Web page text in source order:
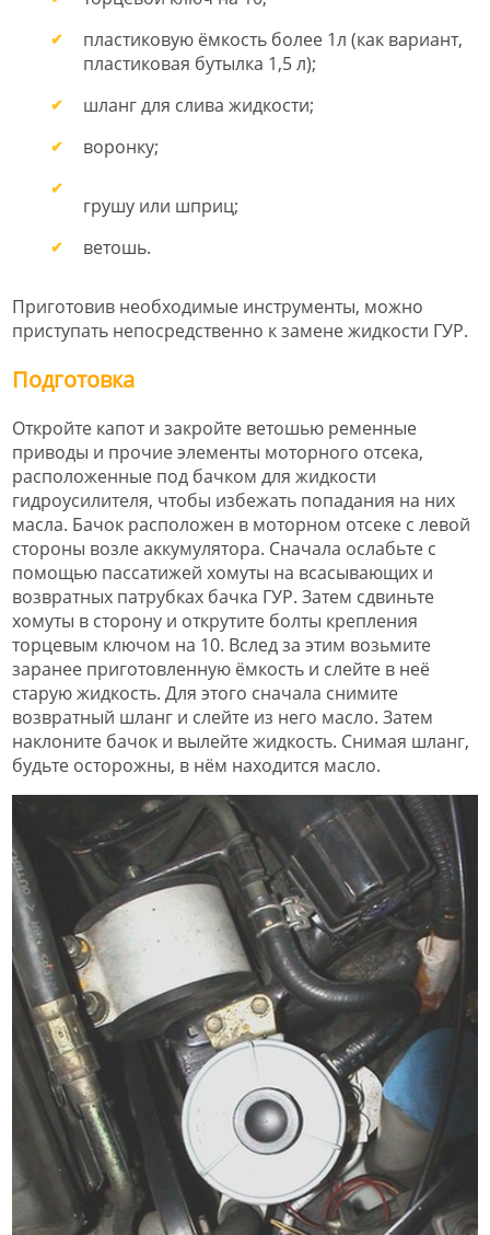
пластиковую ёмкость более 1л (как вариант,
пластиковая бутылка 1,5 л);
шланг для слива жидкости;
воронку;
грушу или шприц;
ветошь.
Приготовив необходимые инструменты, можно
приступать непосредственно к замене жидкости ГУР.
Подготовка
Откройте капот и закройте ветошью ременные
приводы и прочие элементы моторного отсека,
расположенные под бачком для жидкости
гидроусилителя, чтобы избежать попадания на них
масла. Бачок расположен в моторном отсеке с левой
стороны возле аккумулятора. Сначала ослабьте с
помощью пассатижей хомуты на всасывающих и
возвратных патрубках бачка ГУР. Затем сдвиньте
хомуты в сторону и открутите болты крепления
торцевым ключом на 10. Вслед за этим возьмите
заранее приготовленную ёмкость и слейте в неё
старую жидкость. Для этого сначала снимите
возвратный шланг и слейте из него масло. Затем
наклоните бачок и вылейте жидкость. Снимая шланг,
будьте осторожны, в нём находится масло.